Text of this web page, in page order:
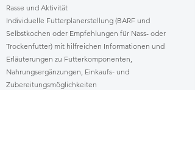
Rasse und Aktivität
Individuelle Futterplanerstellung (BARF und
Selbstkochen oder Empfehlungen für Nass- oder
Trockenfutter) mit hilfreichen Informationen und
Erläuterungen zu Futterkomponenten,
Nahrungsergänzungen, Einkaufs- und
Zubereitungsmöglichkeiten